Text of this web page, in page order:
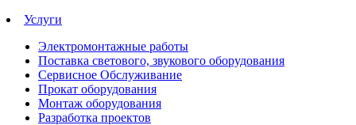
Услуги
Электромонтажные работы
Поставка светового, звукового оборудования
Сервисное Обслуживание
Прокат оборудования
Монтаж оборудования
Разработка проектов